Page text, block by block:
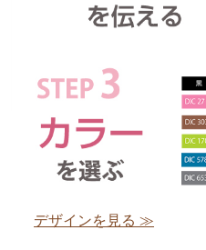
デザインを見る ≫